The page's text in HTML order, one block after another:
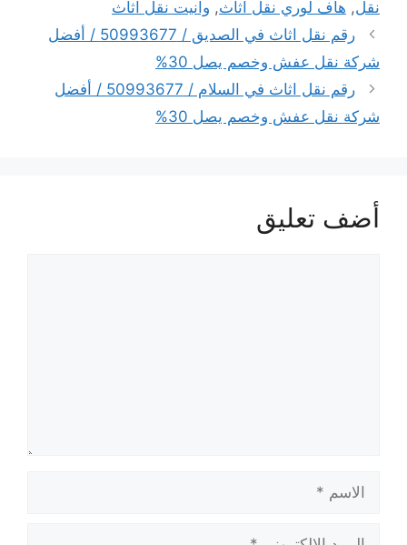
نقل, هاف لوري نقل اثاث, وانيت نقل اثاث
رقم نقل اثاث في الصديق / 50993677 / أفضل
شركة نقل عفش وخصم يصل 30%
رقم نقل اثاث في السلام / 50993677 / أفضل
شركة نقل عفش وخصم يصل 30%
أضف تعليق
الاسم
البريد